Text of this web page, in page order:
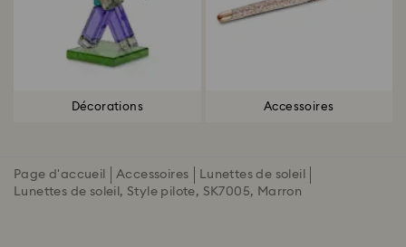
Décorations Accessoires
Page d'accueil Accessoires
Lunettes de soleil
Lunettes de soleil, Style pilote, SK7005, Marron